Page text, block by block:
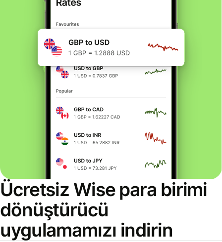
Ücretsiz Wise para birimi
dönüştürücü
uygulamamızı indirin